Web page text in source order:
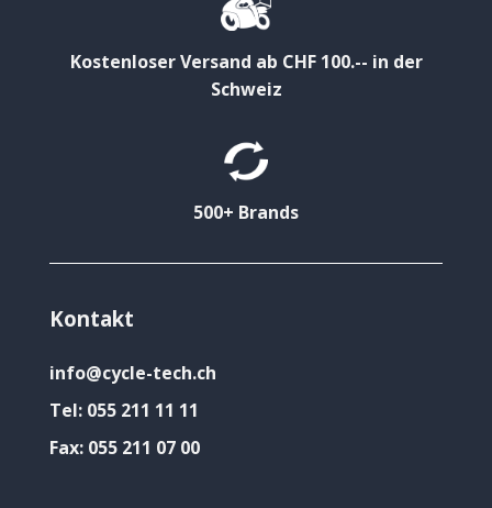
Kostenloser Versand ab CHF 100.-- in der
Schweiz
500+ Brands
Kontakt
info@cycle-tech.ch
Tel: 055 211 11 11
Fax: 055 211 07 00